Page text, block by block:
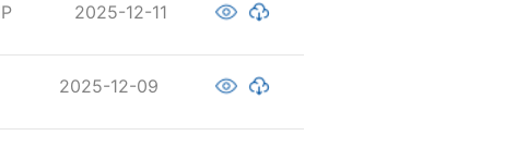
2025-12-11
2025-12-09